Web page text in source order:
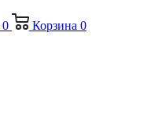
0 Корзина 0